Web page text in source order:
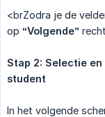
<brZodra je de
op “Volgende”
Stap 2: Selectie
student
In het volgende